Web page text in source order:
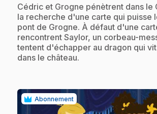
.Cédric et Grogne pénètrent dans le
la recherche d'une carte qui puisse
pont de Grogne. À défaut d'une
rencontrent Saylor, un corbeau-
tentent d'échapper au dragon qui
dans le château.
Abonnement